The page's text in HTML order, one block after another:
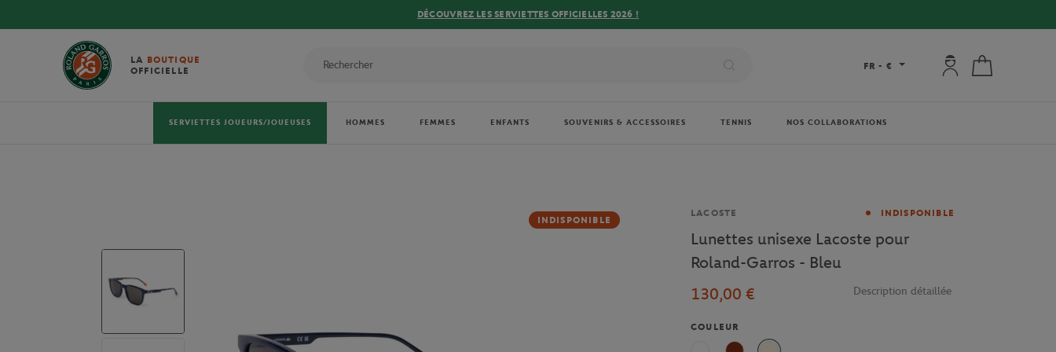
DÉCOUVREZ LES SERVIETTES OFFICIELLES 2026 !
LA BOUTIQUE
OFFICIELLE
FR - € Mon compte : se
SERVIETTES JOUEURS/JOUEUSES HOMMES FEMMES ENFANTS SOUVENIRS & ACCESSOIRES TENNIS NOS COLLABORATIONS
INDISPONIBLE
Marque
LACOSTE INDISPONIBLE
Lunettes unisexe Lacoste pour
Roland-Garros - Bleu
130,00 €
Description détaillée
COULEUR